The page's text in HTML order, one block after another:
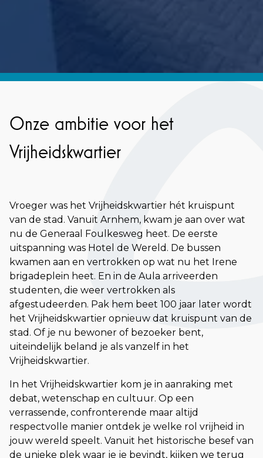
Onze ambitie voor het
Vrijheidskwartier
Vroeger was het Vrijheidskwartier hét kruispunt
van de stad. Vanuit Arnhem, kwam je aan over wat
nu de Generaal Foulkesweg heet. De eerste
uitspanning was Hotel de Wereld. De bussen
kwamen aan en vertrokken op wat nu het Irene
brigadeplein heet. En in de Aula arriveerden
studenten, die weer vertrokken als
afgestudeerden. Pak hem beet 100 jaar later wordt
het Vrijheidskwartier opnieuw dat kruispunt van de
stad. Of je nu bewoner of bezoeker bent,
uiteindelijk beland je als vanzelf in het
Vrijheidskwartier.
In het Vrijheidskwartier kom je in aanraking met
debat, wetenschap en cultuur. Op een
verrassende, confronterende maar altijd
respectvolle manier ontdek je welke rol vrijheid in
jouw wereld speelt. Vanuit het historische besef van
de unieke plek waar je je bevindt, kijken we terug